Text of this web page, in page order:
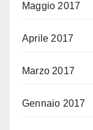
Maggio 2017
Aprile 2017
Marzo 2017
Gennaio 2017